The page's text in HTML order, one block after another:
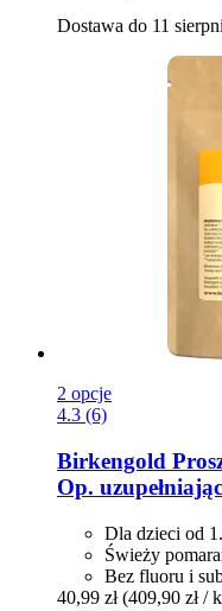
Dostawa do 11
2 opcje
4.3 (6)
Birkengold
Op.
Dla dzieci od
Świeży
Bez fluoru i
40,99 zł (409,90 zł /